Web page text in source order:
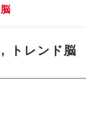
,
トレンド脳